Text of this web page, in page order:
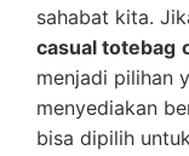
sahabat kita.
casual totebag
menjadi pilihan
menyediakan
bisa dipilih